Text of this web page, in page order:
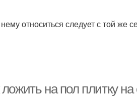
относиться следует с той же
на пол плитку